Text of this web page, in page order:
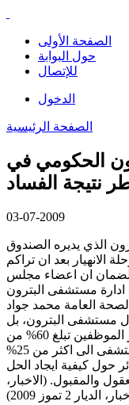
الصفحة الأولى
حول البوابة
للإتصال
الدخول
الصفحة الرئيسية
الحكومي في
نتيجة الفساد
03-07-2009
الذي يديره الصندوق
الانهيار بعد ان تراكم
ان اعضاء مجلس
ادارة مستشفى البترون
العامة محمد جواد
مستشفى البترون، بل
التوجه لتحسين الخدمات كاشفا ان اجور الموظفين تبلغ 60% من
القيمة التشغيلية، فيما لا يحتاج أي مستشفى الى اكثر من 25%
حول كيفية ايجاد الحل
والمقبول. (الاخبار،